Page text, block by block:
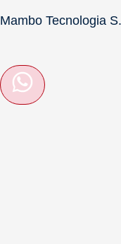
Mambo Tecnologia